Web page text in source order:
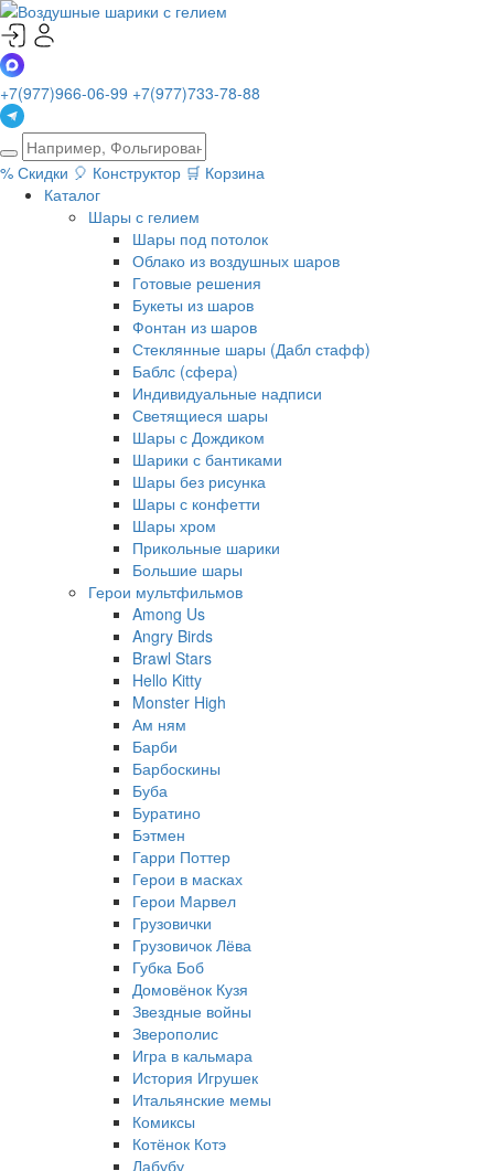
+7(977)966-06-99 +7(977)733-78-88
% Скидки 🎈 Конструктор 🛒 Корзина
Каталог
Шары с гелием
Шары под потолок
Облако из воздушных шаров
Готовые решения
Букеты из шаров
Фонтан из шаров
Стеклянные шары (Дабл стафф)
Баблс (сфера)
Индивидуальные надписи
Светящиеся шары
Шары с Дождиком
Шарики с бантиками
Шары без рисунка
Шары с конфетти
Шары хром
Прикольные шарики
Большие шары
Герои мультфильмов
Among Us
Angry Birds
Brawl Stars
Hello Kitty
Monster High
Ам ням
Барби
Барбоскины
Буба
Буратино
Бэтмен
Гарри Поттер
Герои в масках
Герои Марвел
Грузовички
Грузовичок Лёва
Губка Боб
Домовёнок Кузя
Звездные войны
Зверополис
Игра в кальмара
История Игрушек
Итальянские мемы
Комиксы
Котёнок Котэ
Лабубу